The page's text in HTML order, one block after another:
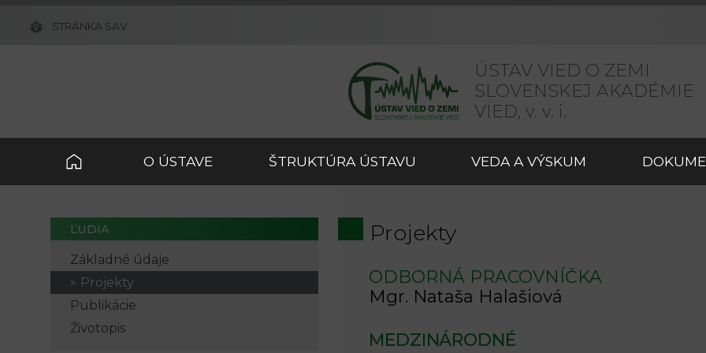
ÚSTAV VIED O ZEMI
SLOVENSKEJ AKADÉMIE
VIED, v. v. i.
STRÁNKA SAV
O ÚSTAVE ŠTRUKTÚRA ÚSTAVU VEDA A VÝSKUM
ĽUDIA
Základné údaje
Projekty
Publikácie
Životopis
Projekty
ODBORNÁ PRACOVNÍČKA
Mgr. Nataša Halašiová
MEDZINÁRODNÉ